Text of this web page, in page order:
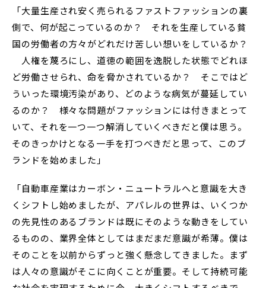
「大量生産され安く売られるファストファッションの裏
側で、何が起こっているのか？ それを生産している貧
国の労働者の方々がどれだけ苦しい想いをしているか？
人権を蔑ろにし、道徳の範囲を逸脱した状態でどれほ
ど労働させられ、命を脅かされているか？ そこではど
ういった環境汚染があり、どのような病気が蔓延してい
るのか？ 様々な問題がファッションには付きまとって
いて、それを一つ一つ解消していくべきだと僕は思う。
そのきっかけとなる一手を打つべきだと思って、このブ
ランドを始めました」
「自動車産業はカーボン・ニュートラルへと意識を大き
くシフトし始めましたが、アパレルの世界は、いくつか
の先見性のあるブランドは既にそのような動きをしてい
るものの、業界全体としてはまだまだ意識が希薄。僕は
そのことを以前からずっと強く懸念してきました。まず
は人々の意識がそこに向くことが重要。そして持続可能